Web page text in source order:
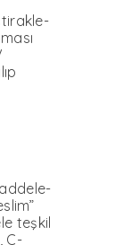
teşkil
C-